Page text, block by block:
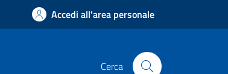
Accedi all'area personale
Cerca